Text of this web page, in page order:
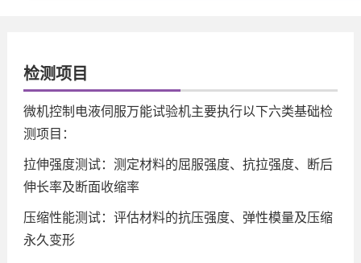
检测项目
微机控制电液伺服万能试验机主要执行以下六类基础检
测项目：
拉伸强度测试：测定材料的屈服强度、抗拉强度、断后
伸长率及断面收缩率
压缩性能测试：评估材料的抗压强度、弹性模量及压缩
永久变形